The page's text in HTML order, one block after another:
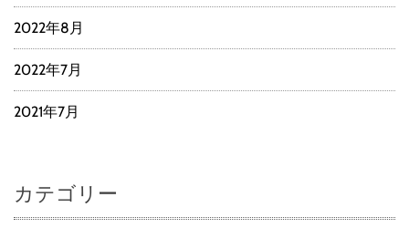
2022年8月
2022年7月
2021年7月
カテゴリー